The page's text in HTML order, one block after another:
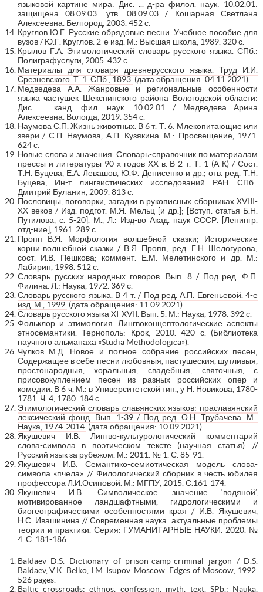
языковой картине мира: Дис. ... д-ра филол. наук: 10.02.01:
защищена 08.09.03: утв. 08.09.03 / Кошарная Светлана
Алексеевна. Белгород, 2003. 452 с.
Круглов Ю.Г. Русские обрядовые песни. Учебное пособие для
вузов / Ю.Г. Круглов. 2-е изд. М.: Высшая школа, 1989. 320 с.
Крылов Г.А. Этимологический словарь русского языка. СПб.:
Полиграфуслуги, 2005. 432 с.
Материалы для словаря древнерусского языка. Труд И.И.
Срезневского. Т. 1. СПб., 1893. (дата обращения: 04.11.2021).
Медведева А.А. Жанровые и региональные особенности
языка частушек Шекснинского района Вологодской области:
Дис. … канд. фил. наук: 10.02.01 / Медведева Арина
Алексеевна. Вологда, 2019. 354 с.
Наумова С.П. Жизнь животных. В 6 т. Т. 6: Млекопитающие или
звери / С.П. Наумова, А.П. Кузякина. М.: Просвещение, 1971.
624 с.
Новые слова и значения. Словарь-справочник по материалам
прессы и литературы 90-х годов XX в. В 2 т. Т. 1 (А-К) / Сост.
Т.Н. Буцева, Е.А. Левашов, Ю.Ф. Денисенко и др.; отв. ред. Т.Н.
Буцева; Ин-т лингвистических исследований РАН. СПб.:
Дмитрий Буланин, 2009. 813 с.
Пословицы, поговорки, загадки в рукописных сборниках XVIII-
XX веков / Изд. подгот. М.Я. Мельц [и др.]; [Вступ. статья Б.Н.
Путилова, с. 5-20]. М., Л.: Изд-во Акад. наук СССР. [Ленингр.
отд-ние], 1961. 289 с.
Пропп В.Я. Морфология волшебной сказки; Исторические
корни волшебной сказки / В.Я. Пропп; ред. Г.Н. Шелогурова;
сост. И.В. Пешкова; коммент. Е.М. Мелетинского и др. М.:
Лабирин, 1998. 512 с.
Словарь русских народных говоров. Вып. 8 / Под ред. Ф.П.
Филина. Л.: Наука, 1972. 369 с.
Словарь русского языка. В 4 т. / Под ред. А.П. Евгеньевой. 4-е
изд. М., 1999. (дата обращения: 11.09.2021).
Словарь русского языка XI-XVII. Вып. 5. М.: Наука, 1978. 392 с.
Фольклор и этимология. Лингвоконцептологические аспекты
этносемантики. Тернополь: Крок, 2010. 420 с. (Библиотека
научного альманаха «Studia Methodologica»).
Чулков М.Д. Новое и полное собрание российских песен;
Содержащее в себе песни любовныя, пастушеския, шутливыя,
простонародныя, хоральныя, свадебныя, святочныя, с
присовокуплением песен из разных российских опер и
комедии. В 6 ч. М.: в Университетской тип., у Н. Новикова, 1780-
1781. Ч. 4, 1780. 184 с.
Этимологический словарь славянских языков: праславянский
лексический фонд. Вып. 1-39 / Под ред. О.Н. Трубачева. М.:
Наука, 1974-2014. (дата обращения: 10.09.2021).
Якушевич И.В. Лингво-культурологический комментарий
слова-символа в поэтическом тексте (научная статья). //
Русский язык за рубежом. М.: 2011. № 1. С. 85-91.
Якушевич И.В. Семантико-семиотическая модель слова-
символа «пчела». // Филологический сборник в честь юбилея
профессора Л.И.Осиповой. М.: МГПУ, 2015. С.161-174.
Якушевич И.В. Символическое значение ‘водяной’,
мотивированное ландшафтными, гидрологическими и
биогеографическими особенностями края / И.В. Якушевич,
Н.С. Ивашинина // Современная наука: актуальные проблемы
теории и практики. Серия: ГУМАНИТАРНЫЕ НАУКИ. 2020. №
4. С. 181-186.
Baldaev D.S. Dictionary of prison-camp-criminal jargon / D.S.
Baldaev, V.K. Belko, I.M. Isupov. Moscow: Edges of Moscow, 1992.
526 pages.
Baltic crossroads: ethnos, confession, myth, text. SPb.: Nauka,